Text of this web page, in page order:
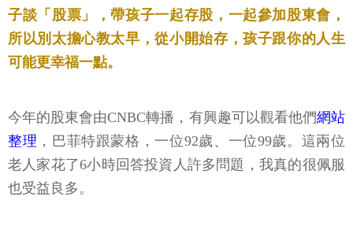
子談「股票」，帶孩子一起存股，一起參加股東會，
所以別太擔心教太早，從小開始存，孩子跟你的人生
可能更幸福一點。
今年的股東會由CNBC轉播，有興趣可以觀看他們網站
整理 ，巴菲特跟蒙格，一位92歲、一位99歲。這兩位
老人家花了6小時回答投資人許多問題，我真的很佩服
也受益良多。